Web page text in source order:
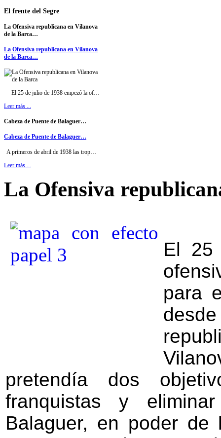
El frente del Segre
La Ofensiva republicana en Vilanova
de la Barca…
La Ofensiva republicana en Vilanova
de la Barca…
El 25 de julio de 1938 empezó la of…
Leer más ...
Cabeza de Puente de Balaguer…
Cabeza de Puente de Balaguer…
A primeros de abril de 1938 las trop…
Leer más ...
La Ofensiva
El 25
para
pretendía dos
franquistas y
Balaguer, en poder de